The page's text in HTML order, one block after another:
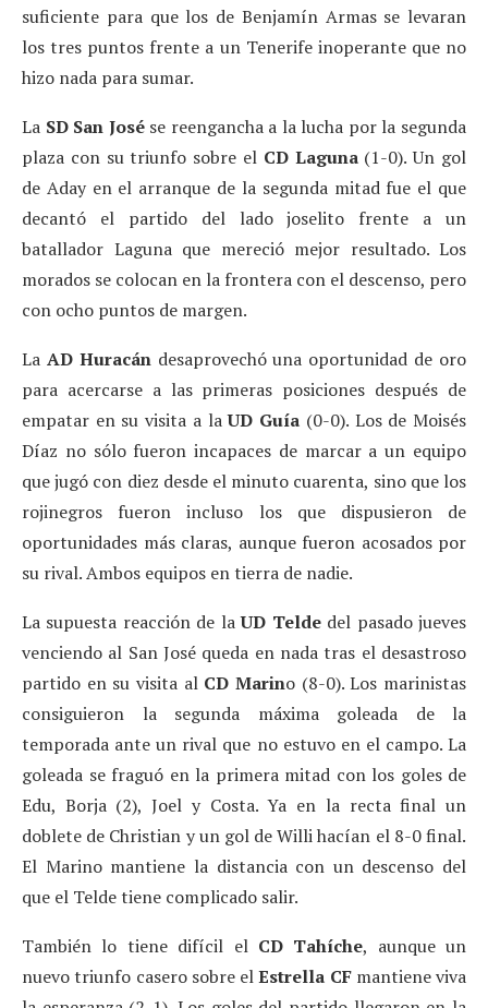
suficiente para que los de Benjamín Armas se levaran
los tres puntos frente a un Tenerife inoperante que no
hizo nada para sumar.
La SD San Josése reengancha a la lucha por la segunda
plaza con su triunfo sobre el CD Laguna(1-0). Un gol
de Aday en el arranque de la segunda mitad fue el que
decantó el partido del lado joselito frente a un
batallador Laguna que mereció mejor resultado. Los
morados se colocan en la frontera con el descenso, pero
con ocho puntos de margen.
La AD Huracándesaprovechó una oportunidad de oro
para acercarse a las primeras posiciones después de
empatar en su visita a laUD Guía (0-0). Los de Moisés
Díaz no sólo fueron incapaces de marcar a un equipo
que jugó con diez desde el minuto cuarenta, sino que los
rojinegros fueron incluso los que dispusieron de
oportunidades más claras, aunque fueron acosados por
su rival. Ambos equipos en tierra de nadie.
La supuesta reacción de laUD Teldedel pasado jueves
venciendo al San José queda en nada tras el desastroso
partido en su visita al CD Marino (8-0). Los marinistas
consiguieron la segunda máxima goleada de la
temporada ante un rival que no estuvo en el campo. La
goleada se fraguó en la primera mitad con los goles de
Edu, Borja (2), Joel y Costa. Ya en la recta final un
doblete de Christian y un gol de Willi hacían el 8-0 final.
El Marino mantiene la distancia con un descenso del
que el Telde tiene complicado salir.
También lo tiene difícil el CD Tahíche, aunque un
nuevo triunfo casero sobre elEstrella CFmantiene viva